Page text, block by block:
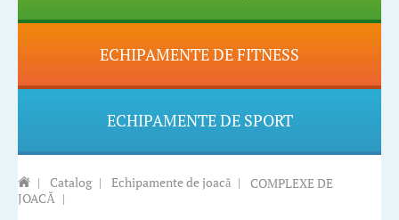
ECHIPAMENTE DE FITNESS
ECHIPAMENTE DE SPORT
| Catalog | Echipamente de joacă |
COMPLEXE DE
JOACĂ |